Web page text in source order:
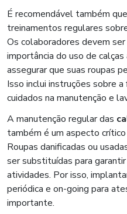
É recomendável também
treinamentos regulares
Os colaboradores devem
importância do uso de
assegurar que suas roupas
Isso inclui instruções sobre
cuidados na manutenção e
A manutenção regular das
também é um aspecto
Roupas danificadas ou
ser substituídas para
atividades. Por isso,
periódica e on-going para
importante.